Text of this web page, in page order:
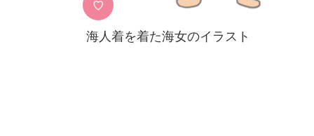
♡
海人着を着た海女のイラスト